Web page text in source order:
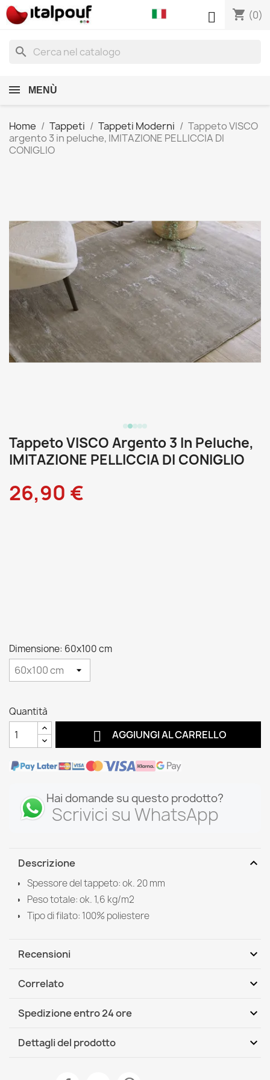
shopping_cart (0)

search
MENÙ
Home Tappeti Tappeti Moderni
Tappeto VISCO
argento 3 in peluche, IMITAZIONE PELLICCIA DI
CONIGLIO
Tappeto VISCO Argento 3 In Peluche,
IMITAZIONE PELLICCIA DI CONIGLIO
26,90 €
Dimensione: 60x100 cm
Quantità
 AGGIUNGI AL CARRELLO
Hai domande su questo prodotto?
Scrivici su WhatsApp
Descrizione expand_more
Spessore del tappeto: ok. 20 mm
Peso totale: ok. 1,6 kg/m2
Tipo di filato: 100% poliestere
Recensioni expand_more
Correlato expand_more
Tappeto VISCO blu scuro 10 morbido, IMITAZIONE PELO
Spedizione entro 24 ore expand_more
DHL / GLS International
Dettagli del prodotto expand_more